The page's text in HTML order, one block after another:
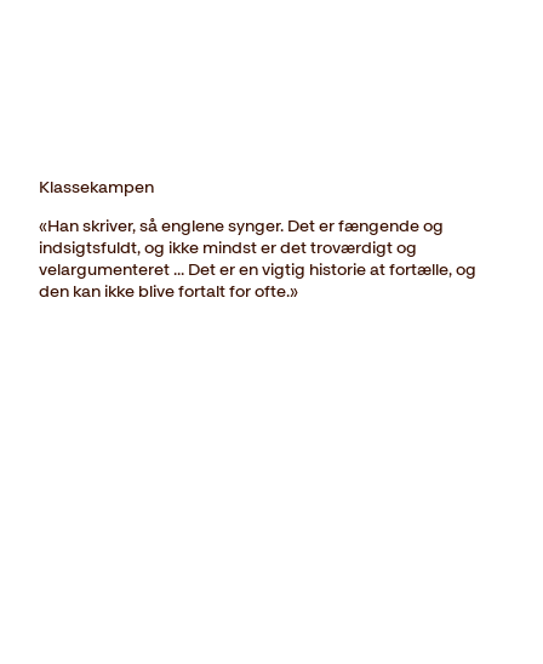
Klassekampen
«Han skriver, så englene synger. Det er fængende og
indsigtsfuldt, og ikke mindst er det troværdigt og
velargumenteret ... Det er en vigtig historie at fortælle, og
den kan ikke blive fortalt for ofte.»